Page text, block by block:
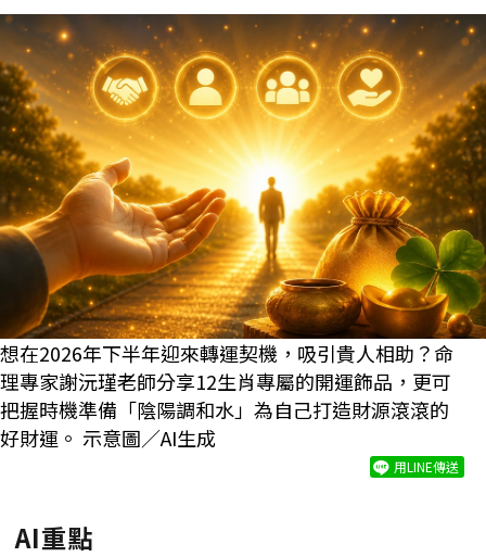
想在2026年下半年迎來轉運契機，吸引貴人相助？命
理專家謝沅瑾老師分享12生肖專屬的開運飾品，更可
把握時機準備「陰陽調和水」為自己打造財源滾滾的
好財運。 示意圖／AI生成
用LINE傳送
AI重點